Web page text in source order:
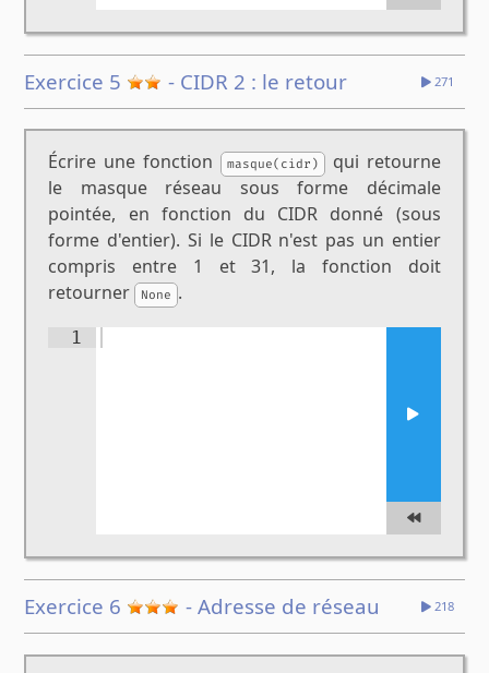
Exercice 5 - CIDR 2 : le retour 271
Écrire une fonction masque(cidr) qui retourne
le masque réseau sous forme décimale
pointée, en fonction du CIDR donné (sous
forme d'entier). Si le CIDR n'est pas un entier
compris entre 1 et 31, la fonction doit
retourner None .
1
Exercice 6 - Adresse de réseau 218